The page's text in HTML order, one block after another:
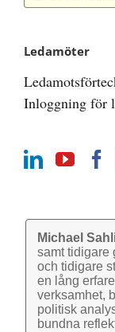
Ledamöter
Inloggning för
Michael
samt tidigare
och tidigare
en lång
verk­samhet,
politisk
bundna